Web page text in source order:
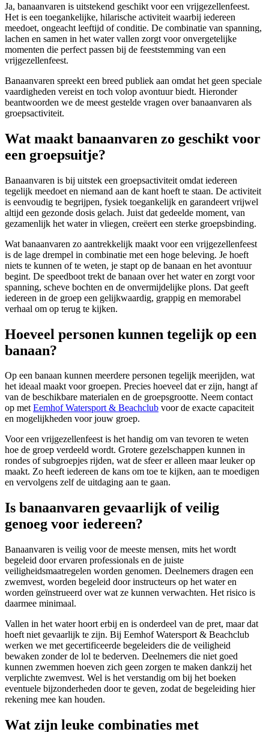
Ja, banaanvaren is uitstekend geschikt voor een vrijgezellenfeest.
Het is een toegankelijke, hilarische activiteit waarbij iedereen
meedoet, ongeacht leeftijd of conditie. De combinatie van spanning,
lachen en samen in het water vallen zorgt voor onvergetelijke
momenten die perfect passen bij de feeststemming van een
vrijgezellenfeest.
Banaanvaren spreekt een breed publiek aan omdat het geen speciale
vaardigheden vereist en toch volop avontuur biedt. Hieronder
beantwoorden we de meest gestelde vragen over banaanvaren als
groepsactiviteit.
Wat maakt banaanvaren zo geschikt voor
een groepsuitje?
Banaanvaren is bij uitstek een groepsactiviteit omdat iedereen
tegelijk meedoet en niemand aan de kant hoeft te staan. De activiteit
is eenvoudig te begrijpen, fysiek toegankelijk en garandeert vrijwel
altijd een gezonde dosis gelach. Juist dat gedeelde moment, van
gezamenlijk het water in vliegen, creëert een sterke groepsbinding.
Wat banaanvaren zo aantrekkelijk maakt voor een vrijgezellenfeest
is de lage drempel in combinatie met een hoge beleving. Je hoeft
niets te kunnen of te weten, je stapt op de banaan en het avontuur
begint. De speedboot trekt de banaan over het water en zorgt voor
spanning, scheve bochten en de onvermijdelijke plons. Dat geeft
iedereen in de groep een gelijkwaardig, grappig en memorabel
verhaal om op terug te kijken.
Hoeveel personen kunnen tegelijk op een
banaan?
Op een banaan kunnen meerdere personen tegelijk meerijden, wat
het ideaal maakt voor groepen. Precies hoeveel dat er zijn, hangt af
van de beschikbare materialen en de groepsgrootte. Neem contact
op metEemhof Watersport & Beachclub voor de exacte capaciteit
en mogelijkheden voor jouw groep.
Voor een vrijgezellenfeest is het handig om van tevoren te weten
hoe de groep verdeeld wordt. Grotere gezelschappen kunnen in
rondes of subgroepjes rijden, wat de sfeer er alleen maar leuker op
maakt. Zo heeft iedereen de kans om toe te kijken, aan te moedigen
en vervolgens zelf de uitdaging aan te gaan.
Is banaanvaren gevaarlijk of veilig
genoeg voor iedereen?
Banaanvaren is veilig voor de meeste mensen, mits het wordt
begeleid door ervaren professionals en de juiste
veiligheidsmaatregelen worden genomen. Deelnemers dragen een
zwemvest, worden begeleid door instructeurs op het water en
worden geïnstrueerd over wat ze kunnen verwachten. Het risico is
daarmee minimaal.
Vallen in het water hoort erbij en is onderdeel van de pret, maar dat
hoeft niet gevaarlijk te zijn. Bij Eemhof Watersport & Beachclub
werken we met gecertificeerde begeleiders die de veiligheid
bewaken zonder de lol te bederven. Deelnemers die niet goed
kunnen zwemmen hoeven zich geen zorgen te maken dankzij het
verplichte zwemvest. Wel is het verstandig om bij het boeken
eventuele bijzonderheden door te geven, zodat de begeleiding hier
rekening mee kan houden.
Wat zijn leuke combinaties met